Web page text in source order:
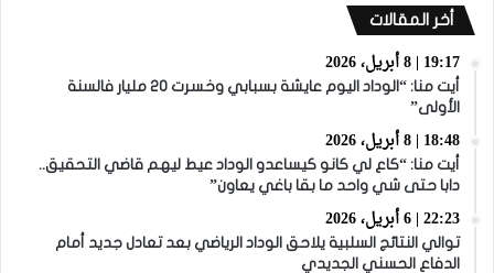
أخر المقالات
19:17 | 8 أبريل، 2026
أيت منا: “الوداد اليوم عايشة بسبابي وخسرت 20 مليار فالسنة
الأولى”
18:48 | 8 أبريل، 2026
أيت منا: “كاع لي كانو كيساعدو الوداد عيط ليهم قاضي التحقيق..
دابا حتى شي واحد ما بقا باغي يعاون”
22:23 | 6 أبريل، 2026
توالي النتائج السلبية يلاحق الوداد الرياضي بعد تعادل جديد أمام
الدفاع الحسني الجديدي